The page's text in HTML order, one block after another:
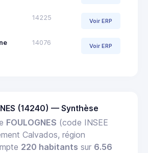
14225 Voir ERP
14076 Voir ERP
(14240) — Synthèse
FOULOGNES (code INSEE
Calvados, région
220 habitants sur 6.56